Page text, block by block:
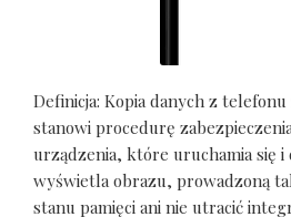
Definicja: Kopia danych z
stanowi procedurę
urządzenia, które uruchamia się i
wyświetla obrazu, prowadzoną
stanu pamięci ani nie utracić